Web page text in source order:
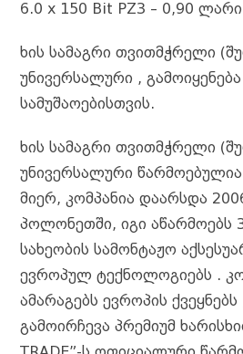
6.0 x 150 Bit PZ3 – 0,90 ლარი
ხის სამაგრი თვითმჭრელი
უნივერსალური ,
სამუშაოებისთვის.
ხის სამაგრი თვითმჭრელი
უნივერსალური წარმოებულია
მიერ, კომპანია დაარსდა
პოლონეთში, იგი აწარმოებს
სახეობის სამონტაჟო
ევროპულ ტექნოლოგიებს .
ამარაგებს ევროპის
გამოირჩევა პრემიუმ